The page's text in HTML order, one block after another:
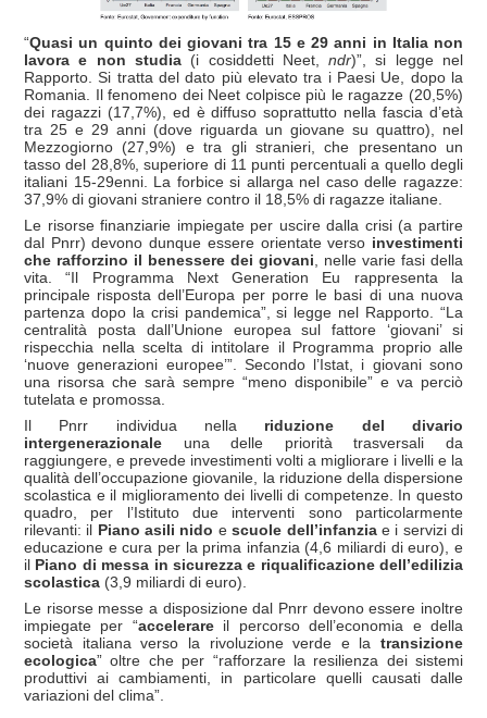
“Quasi un quinto dei giovani tra 15 e 29 anni in Italia non
lavora e non studia(i cosiddetti Neet,ndr)”, si legge nel
Rapporto. Si tratta del dato più elevato tra i Paesi Ue, dopo la
Romania. Il fenomeno dei Neet colpisce più le ragazze (20,5%)
dei ragazzi (17,7%), ed è diffuso soprattutto nella fascia d’età
tra 25 e 29 anni (dove riguarda un giovane su quattro), nel
Mezzogiorno (27,9%) e tra gli stranieri, che presentano un
tasso del 28,8%, superiore di 11 punti percentuali a quello degli
italiani 15-29enni. La forbice si allarga nel caso delle ragazze:
37,9% di giovani straniere contro il 18,5% di ragazze italiane.
Le risorse finanziarie impiegate per uscire dalla crisi (a partire
dal Pnrr) devono dunque essere orientate verso investimenti
che rafforzino il benessere dei giovani , nelle varie fasi della
vita. “Il Programma Next Generation Eu rappresenta la
principale risposta dell’Europa per porre le basi di una nuova
partenza dopo la crisi pandemica”, si legge nel Rapporto. “La
centralità posta dall’Unione europea sul fattore ‘giovani’ si
rispecchia nella scelta di intitolare il Programma proprio alle
‘nuove generazioni europee’”. Secondo l’Istat, i giovani sono
una risorsa che sarà sempre “meno disponibile” e va perciò
tutelata e promossa.
Il Pnrr individua nella riduzione del divario
intergenerazionale una delle priorità trasversali da
raggiungere, e prevede investimenti volti a migliorare i livelli e la
qualità dell’occupazione giovanile, la riduzione della dispersione
scolastica e il miglioramento dei livelli di competenze. In questo
quadro, per l’Istituto due interventi sono particolarmente
rilevanti: il Piano asili nido escuole dell’infanziae i servizi di
educazione e cura per la prima infanzia (4,6 miliardi di euro), e
il Piano di messa in sicurezza e riqualificazione dell’edilizia
scolastica (3,9 miliardi di euro).
Le risorse messe a disposizione dal Pnrr devono essere inoltre
impiegate per “accelerareil percorso dell’economia e della
società italiana verso la rivoluzione verde e la transizione
ecologica” oltre che per “rafforzare la resilienza dei sistemi
produttivi ai cambiamenti, in particolare quelli causati dalle
variazioni del clima”.